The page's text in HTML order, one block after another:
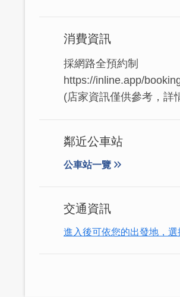
消費資訊
採網路全預約制
https://inline.app/
(店家資訊僅供參考，詳
鄰近公車站
公車站一覽
交通資訊
進入後可依您的出發地，